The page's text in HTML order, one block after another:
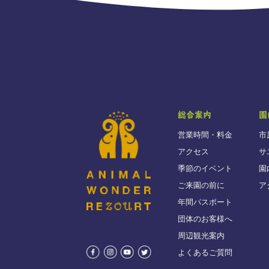
総合案内
営業時間・料金
アクセス
季節のイベント
ご来園の前に
年間パスポート
団体のお客様へ
周辺観光案内
よくあるご質問
市
サ
ア